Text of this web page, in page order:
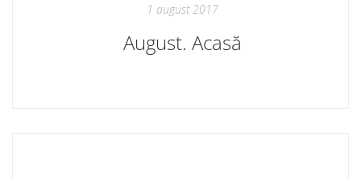
1 august 2017
August. Acasă